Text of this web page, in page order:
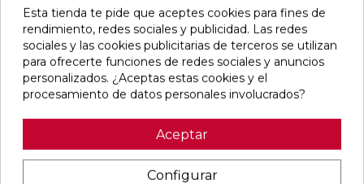
todo tipo de ambientes, incluidos espacios públicos y
sanitarios gracias a sus formas redondeadas. Disponible en
diferentes medidas y en una amplia gama de colores,
incluidos acabados RAL personalizados. Garantiza una
distribución uniforme del calor, siendo compatible con
sistemas de baja temperatura como calderas de
soportes universales y tapón embellecedor.
Esta tienda te pide que aceptes cookies para fines de
rendimiento, redes sociales y publicidad. Las redes
sociales y las cookies publicitarias de terceros se utilizan
para ofrecerte funciones de redes sociales y anuncios
personalizados. ¿Aceptas estas cookies y el
procesamiento de datos personales involucrados?
Aceptar
Configurar